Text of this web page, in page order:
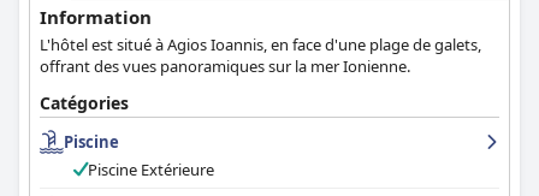
Information
L'hôtel est situé à Agios Ioannis, en face d'une plage de galets,
offrant des vues panoramiques sur la mer Ionienne.
Catégories
Piscine
Piscine Extérieure